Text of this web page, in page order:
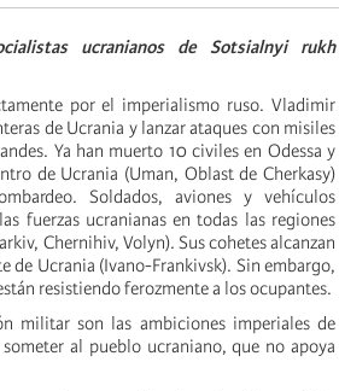
ucranianos de Sotsialnyi rukh
por el imperialismo ruso. Vladimir
de Ucrania y lanzar ataques con misiles
Ya han muerto 10 civiles en Odessa y
de Ucrania (Uman, Oblast de Cherkasy)
Soldados, aviones y vehículos
fuerzas ucranianas en todas las regiones
Chernihiv, Volyn). Sus cohetes alcanzan
de Ucrania (Ivano-Frankivsk). Sin embargo,
resistiendo ferozmente a los ocupantes.
militar son las ambiciones imperiales de
al pueblo ucraniano, que no apoya